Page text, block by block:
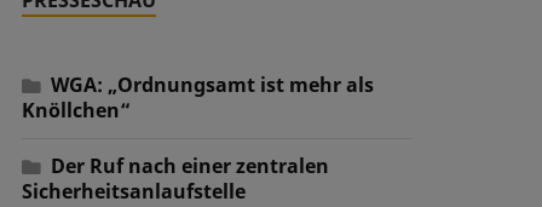
WGA: „Ordnungsamt ist mehr als
Knöllchen“
Der Ruf nach einer zentralen
Sicherheitsanlaufstelle